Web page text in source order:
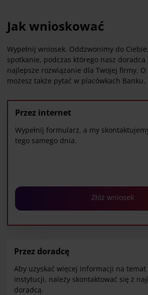
Jak wnioskować
Wypełnij wniosek. Oddzwonimy do
spotkanie, podczas którego nasz
najlepsze rozwiązanie dla Twojej firmy.
możesz także pytać w placówkach Banku.
Przez internet
Wypełnij formularz, a my
tego samego dnia.
Złóż wniosek
Przez doradcę
Aby uzyskać więcej informacji na
instytucji, należy skontaktować się z
doradcą.